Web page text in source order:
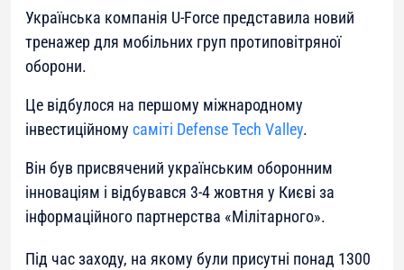
Українська компанія U-Force представила новий
тренажер для мобільних груп протиповітряної
оборони.
Це відбулося на першому міжнародному
інвестиційному саміті Defense Tech Valley.
Він був присвячений українським оборонним
інноваціям і відбувався 3-4 жовтня у Києві за
інформаційного партнерства «Мілітарного».
Під час заходу, на якому були присутні понад 1300